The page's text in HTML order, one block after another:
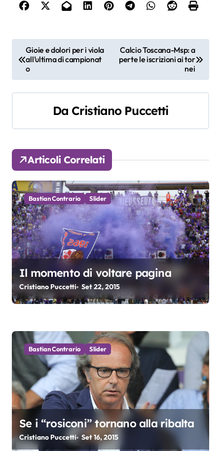
a
v
g
a
z
i
o
n
e
a
r
i
c
o
l
i
Gioie e dolori per i viola
all’ultima di campionat
o
Calcio Toscana-Msp: a
perte le iscrizioni ai tor
nei
Da Cristiano Puccetti
Articoli Correlati
Bastian Contrario Slider
Il momento di voltare pagina
Cristiano Puccetti Set 22, 2015
Bastian Contrario Slider
Se i “rosiconi” tornano alla ribalta
Cristiano Puccetti Set 16, 2015